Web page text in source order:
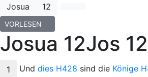
Josua 12
VORLESEN
Josua 12Jos 12
1 Und dies H428 sind die Könige